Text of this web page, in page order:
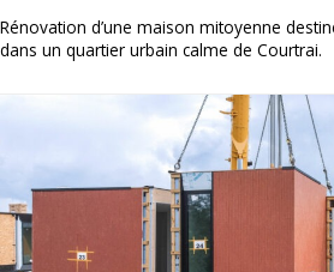
Rénovation d’une maison mitoyenne
dans un quartier urbain calme de Courtrai.